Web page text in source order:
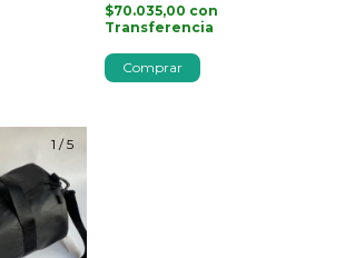
$70.035,00 con
Transferencia
Comprar
1 /5